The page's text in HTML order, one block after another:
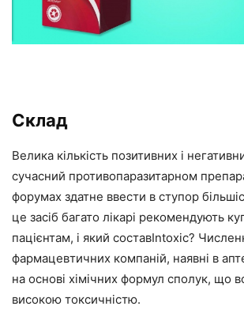
Склад
Велика кількість позитивних і
сучасний противопаразитарном
форумах здатне ввести в ступор
це засіб багато лікарі рекомендують
пацієнтам, і який составIntoxic?
фармацевтичних компаній, наявні в
на основі хімічних формул сполук, що
високою токсичністю.